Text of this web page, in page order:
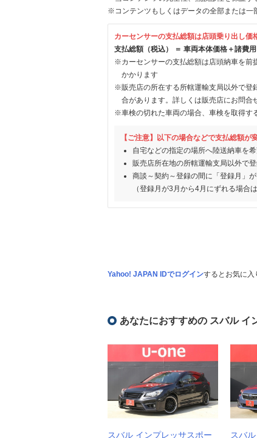
※コンテンツもしくはデータの全部または一
カーセンサーの支払総額は店頭乗り出し価
支払総額（税込） ＝ 車両本体価格＋諸費用
※カーセンサーの支払総額は店頭納車を前
かかります
※販売店の所在する所轄運輸支局以外で登
合があります。詳しくは販売店にお問合
※車検の切れた車両の場合、車検を取得す
【ご注意】以下の場合などで支払総額が
自宅などの指定の場所へ陸送納車を
販売店所在地の所轄運輸支局以外で
商談～契約～登録の間に「登録月」
（登録月が3月から4月にずれる場合
Yahoo! JAPAN IDでログインするとお気に入
あなたにおすすめの スバル イ
スバル インプレッサスポー スバ